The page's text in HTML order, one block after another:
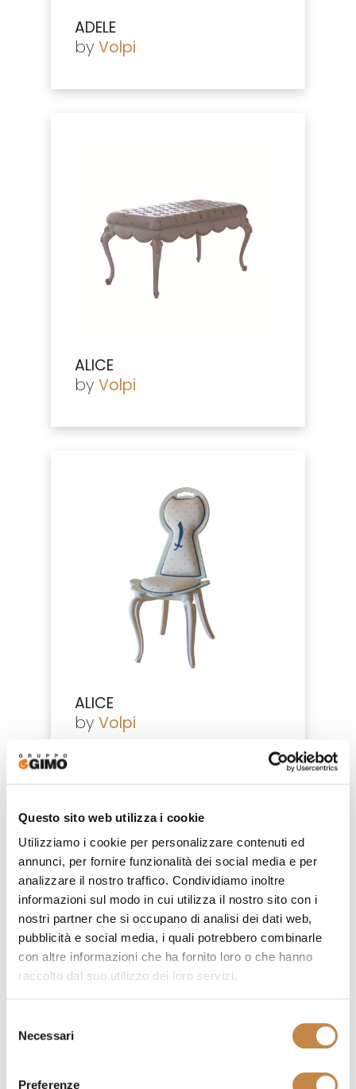
Questo sito web utilizza i cookie
Utilizziamo i cookie per personalizzare contenuti ed
annunci, per fornire funzionalità dei social media e per
analizzare il nostro traffico. Condividiamo inoltre
informazioni sul modo in cui utilizza il nostro sito con i
nostri partner che si occupano di analisi dei dati web,
pubblicità e social media, i quali potrebbero combinarle
con altre informazioni che ha fornito loro o che hanno
raccolto dal suo utilizzo dei loro servizi.
delNecessari
Preferenze
ADELE
by Volpi
ALICE
by Volpi
ALICE
by Volpi